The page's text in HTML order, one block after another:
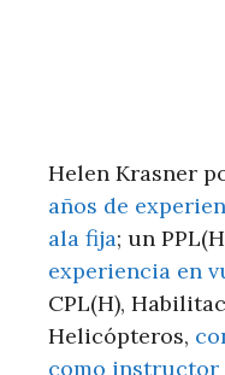
Helen Krasner
años de
ala fija; un
experiencia en
CPL(H),
Helicópteros,
como instructor